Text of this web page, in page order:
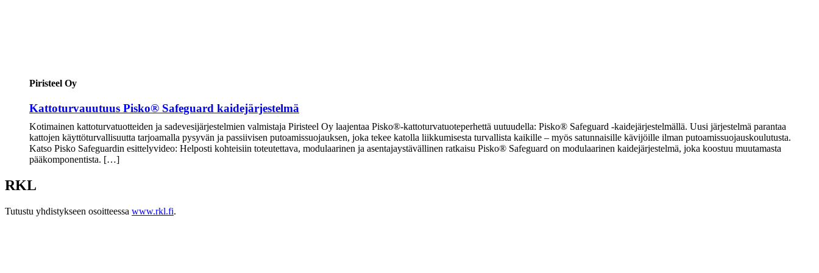
Piristeel Oy
Kattoturvauutuus Pisko® Safeguard kaidejärjestelmä
Kotimainen kattoturvatuotteiden ja sadevesijärjestelmien valmistaja Piristeel Oy laajentaa Pisko®-kattoturvatuoteperhettä uutuudella: Pisko® Safeguard -kaidejärjestelmällä. Uusi järjestelmä parantaa
kattojen käyttöturvallisuutta tarjoamalla pysyvän ja passiivisen putoamissuojauksen, joka tekee katolla liikkumisesta turvallista kaikille – myös satunnaisille kävijöille ilman putoamissuojauskoulutusta.
Katso Pisko Safeguardin esittelyvideo: Helposti kohteisiin toteutettava, modulaarinen ja asentajaystävällinen ratkaisu Pisko® Safeguard on modulaarinen kaidejärjestelmä, joka koostuu muutamasta
pääkomponentista. […]
RKL
Tutustu yhdistykseen osoitteessa www.rkl.fi.